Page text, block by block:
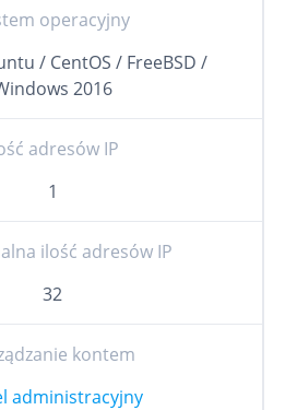
operacyjny
/ CentOS / FreeBSD /
2016
adresów IP
1
ilość adresów IP
32
kontem
administracyjny